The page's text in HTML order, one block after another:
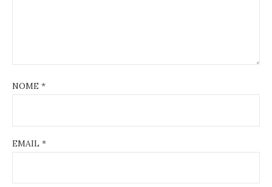
NOME *
EMAIL *